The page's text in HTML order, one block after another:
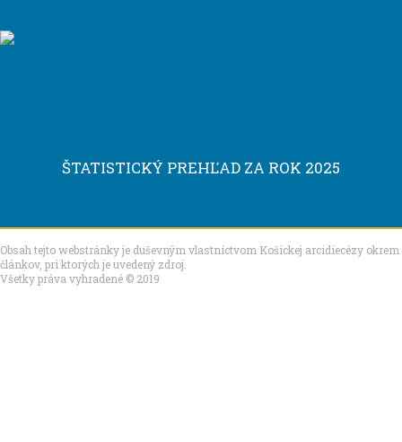
ŠTATISTICKÝ PREHĽAD ZA ROK 2025
Obsah tejto webstránky je duševným vlastníctvom Košickej arcidiecézy okrem
článkov, pri ktorých je uvedený zdroj.
Všetky práva vyhradené © 2019